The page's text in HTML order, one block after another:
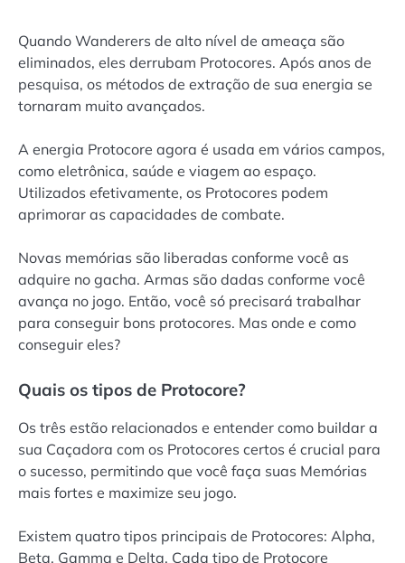
Quando Wanderers de alto nível de ameaça são
eliminados, eles derrubam Protocores. Após anos de
pesquisa, os métodos de extração de sua energia se
tornaram muito avançados.
A energia Protocore agora é usada em vários campos,
como eletrônica, saúde e viagem ao espaço.
Utilizados efetivamente, os Protocores podem
aprimorar as capacidades de combate.
Novas memórias são liberadas conforme você as
adquire no gacha. Armas são dadas conforme você
avança no jogo. Então, você só precisará trabalhar
para conseguir bons protocores. Mas onde e como
conseguir eles?
Quais os tipos de Protocore?
Os três estão relacionados e entender como buildar a
sua Caçadora com os Protocores certos é crucial para
o sucesso, permitindo que você faça suas Memórias
mais fortes e maximize seu jogo.
Existem quatro tipos principais de Protocores: Alpha,
Beta, Gamma e Delta. Cada tipo de Protocore